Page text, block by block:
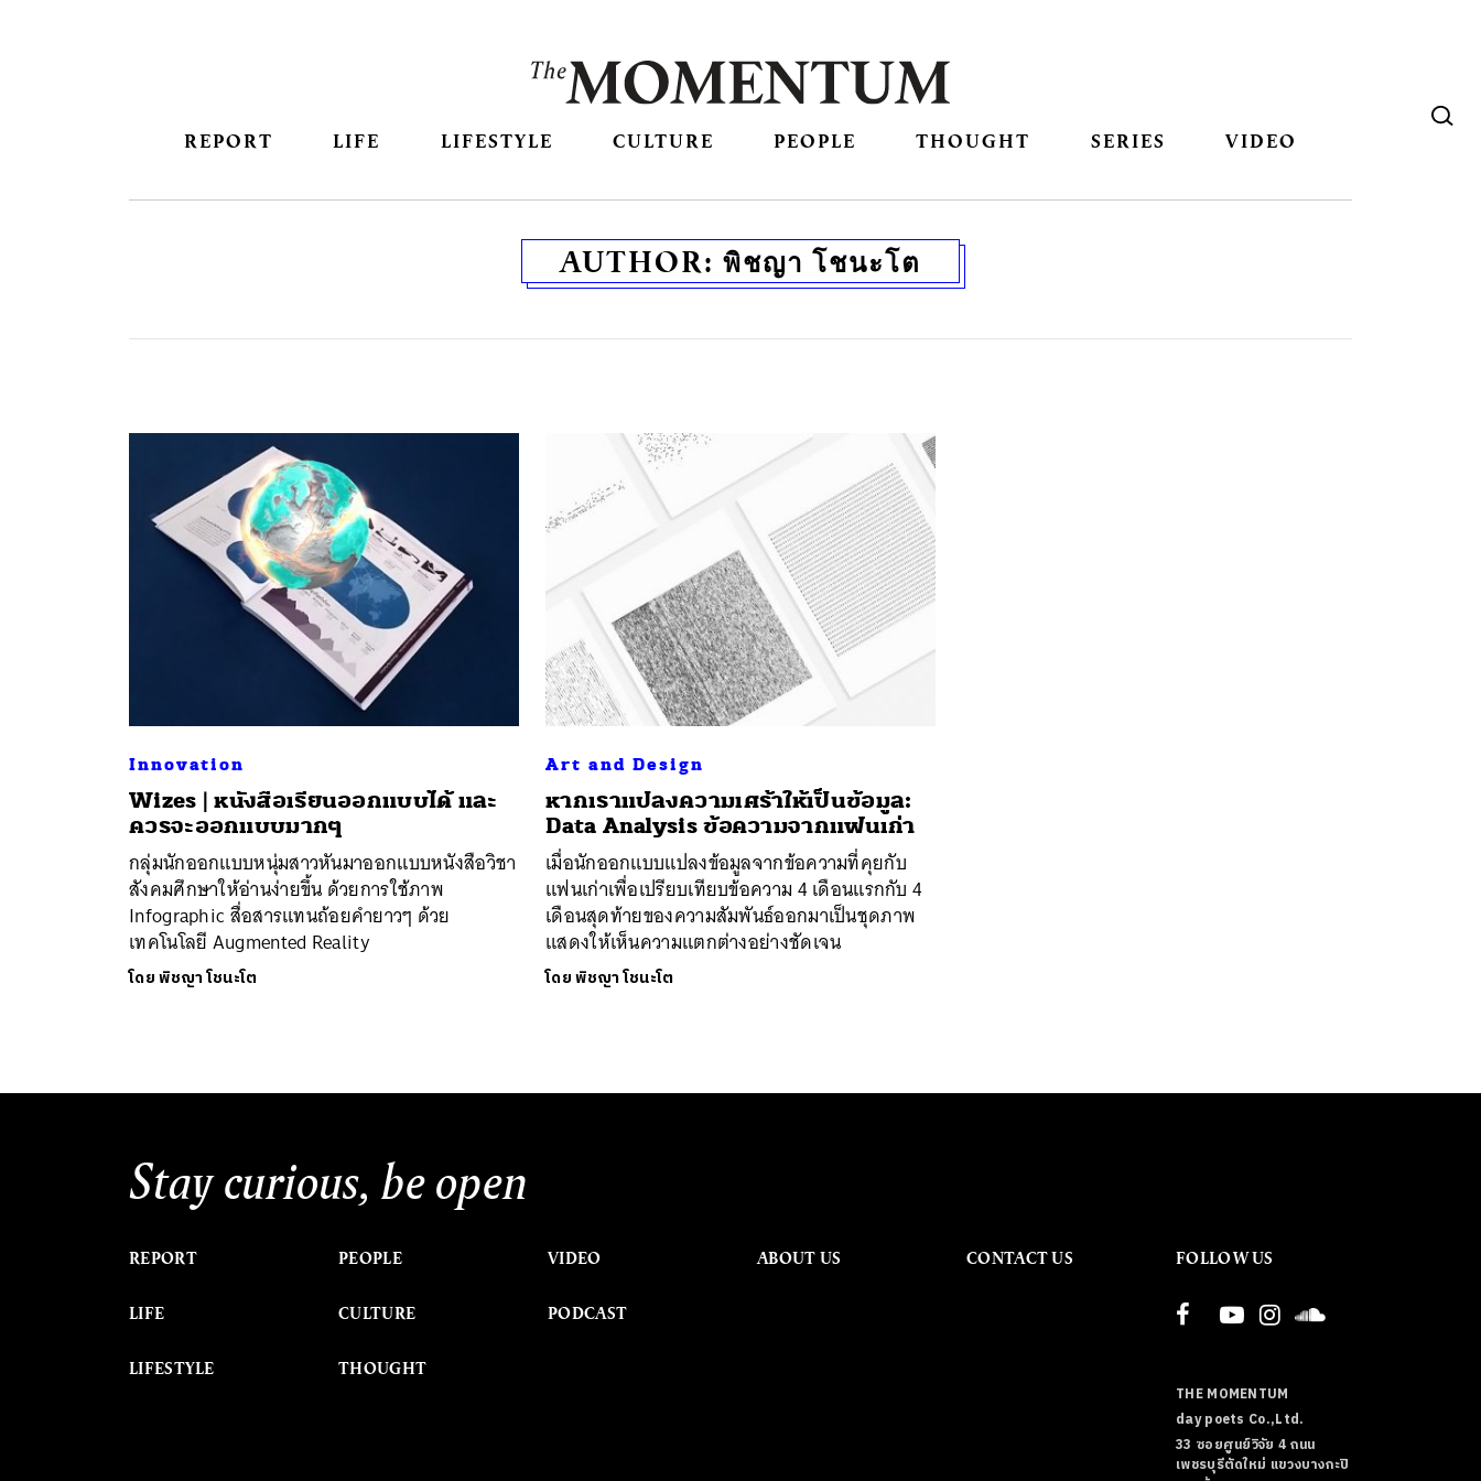
REPORT LIFE LIFESTYLE CULTURE PEOPLE THOUGHT SERIES VIDEO
AUTHOR: พิชญา โชนะโต
Innovation
Wizes | หนังสือเรียนออกแบบได้ และ
ควรจะออกแบบมากๆ
กลุ่มนักออกแบบหนุ่มสาวหันมาออกแบบหนังสือวิชา
สังคมศึกษาให้อ่านง่ายขึ้น ด้วยการใช้ภาพ
Infographic สื่อสารแทนถ้อยคำยาวๆ ด้วย
เทคโนโลยี Augmented Reality
โดยพิชญา โชนะโต
Art and Design
หากเราแปลงความเศร้าให้เป็นข้อมูล:
Data Analysis ข้อความจากแฟนเก่า
เมื่อนักออกแบบแปลงข้อมูลจากข้อความที่คุยกับ
แฟนเก่าเพื่อเปรียบเทียบข้อความ 4 เดือนแรกกับ 4
เดือนสุดท้ายของความสัมพันธ์ออกมาเป็นชุดภาพ
แสดงให้เห็นความแตกต่างอย่างชัดเจน
โดยพิชญา โชนะโต
Stay curious, be open
REPORT
LIFE
LIFESTYLE
PEOPLE
CULTURE
THOUGHT
VIDEO
PODCAST
ABOUT US CONTACT US FOLLOW US
THE MOMENTUM
day poets Co.,Ltd.
33 ซอยศูนย์วิจัย 4 ถนน
เพชรบุรีตัดใหม่ แขวงบางกะปิ
SHARE TWEET LINE EMAIL